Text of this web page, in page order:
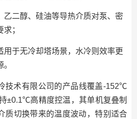
乙二醇、硅油等导热介质对泵、密
；
用于无冷却塔场景，水冷则效率更
技术有限公司的产品线覆盖-152℃
±0.1℃高精度控温，其单机复叠制
质切换带来的温度波动，特别适合